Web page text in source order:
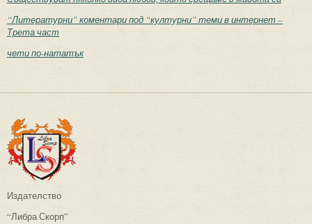
“Литературни” коментари под “културни” теми в интернет –
Трета част
чети по-нататък
Издателство
“Либра Скорп”